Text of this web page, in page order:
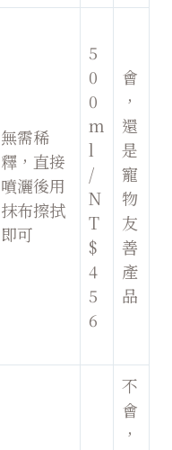
無需稀
釋，直接
噴灑後用
抹布擦拭
即可
5
0
0
m
l
/
N
T
$
4
5
6
會
，
還
是
寵
物
友
善
產
品
不
會
，